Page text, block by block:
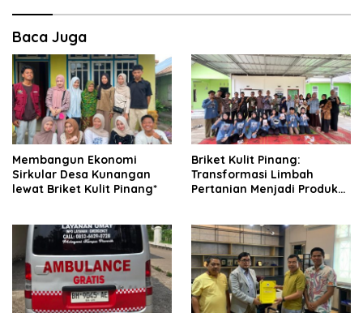
Baca Juga
Membangun Ekonomi
Sirkular Desa Kunangan
lewat Briket Kulit Pinang*
Briket Kulit Pinang:
Transformasi Limbah
Pertanian Menjadi Produk